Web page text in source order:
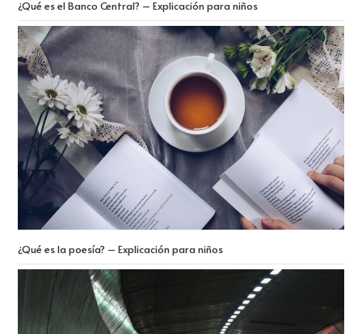
¿Qué es el Banco Central? – Explicación para niños
¿Qué es la poesía? – Explicación para niños